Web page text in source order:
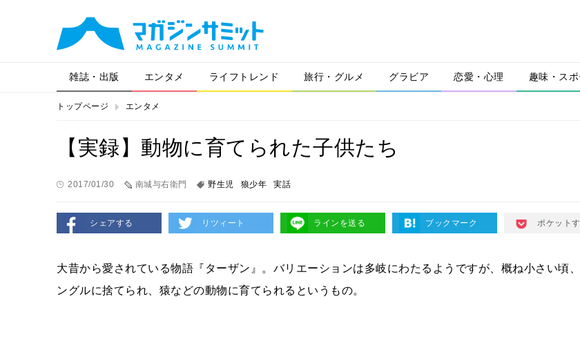
雑誌・出版 エンタメ ライフトレンド 旅行・グルメ グラビア 恋愛・心理 趣味・ス
トップページ エンタメ
【実録】動物に育てられた子供たち
2017/01/30 南城与右衛門 野生児 狼少年 実話
シェアする リツィート ラインを送る ブックマーク ポケット
大昔から愛されている物語『ターザン』。バリエーションは多岐にわたるようですが、概ね小さい頃
ングルに捨てられ、猿などの動物に育てられるというもの。